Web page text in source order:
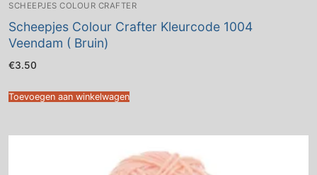
SCHEEPJES COLOUR CRAFTER
Scheepjes Colour Crafter Kleurcode 1004
Veendam ( Bruin)
€3.50
Toevoegen aan winkelwagen